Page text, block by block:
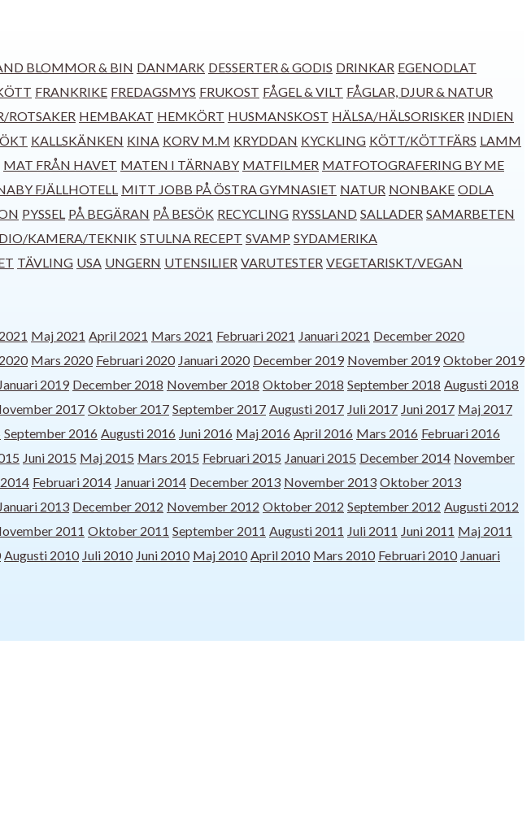
BLOMMOR & BIN DANMARK DESSERTER & GODIS DRINKAR EGENODLAT
FRANKRIKE FREDAGSMYS FRUKOST FÅGEL & VILT FÅGLAR, DJUR & NATUR
ROTSAKER HEMBAKAT HEMKÖRT HUSMANSKOST HÄLSA/HÄLSORISKER INDIEN
KALLSKÄNKEN KINA KORV M.M KRYDDAN KYCKLING KÖTT/KÖTTFÄRS LAMM
MAT FRÅN HAVET MATEN I TÄRNABY MATFILMER MATFOTOGRAFERING BY ME
FJÄLLHOTELL MITT JOBB PÅ ÖSTRA GYMNASIET NATUR NONBAKE ODLA
PYSSEL PÅ BEGÄRAN PÅ BESÖK RECYCLING RYSSLAND SALLADER SAMARBETEN
KAMERA/TEKNIK STULNA RECEPT SVAMP SYDAMERIKA
TÄVLING USA UNGERN UTENSILIER VARUTESTER VEGETARISKT/VEGAN
Maj 2021 April 2021 Mars 2021 Februari 2021 Januari 2021 December 2020
Mars 2020 Februari 2020 Januari 2020 December 2019 November 2019 Oktober 2019
Januari 2019 December 2018 November 2018 Oktober 2018 September 2018 Augusti 2018
2017 Oktober 2017 September 2017 Augusti 2017 Juli 2017 Juni 2017 Maj 2017
September 2016 Augusti 2016 Juni 2016 Maj 2016 April 2016 Mars 2016 Februari 2016
Juni 2015 Maj 2015 Mars 2015 Februari 2015 Januari 2015 December 2014 November
Februari 2014 Januari 2014 December 2013 November 2013 Oktober 2013
Januari 2013 December 2012 November 2012 Oktober 2012 September 2012 Augusti 2012
2011 Oktober 2011 September 2011 Augusti 2011 Juli 2011 Juni 2011 Maj 2011
Augusti 2010 Juli 2010 Juni 2010 Maj 2010 April 2010 Mars 2010 Februari 2010 Januari